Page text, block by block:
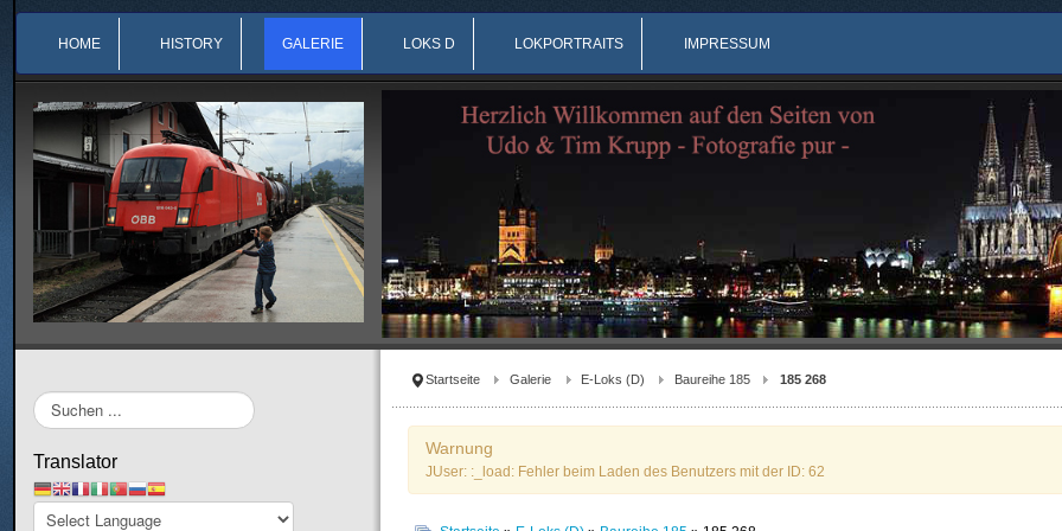
HOME HISTORY GALERIE LOKS D LOKPORTRAITS IMPRESSUM
Startseite Galerie E-Loks (D) Baureihe 185 185 268
Warnung
JUser: :_load: Fehler beim Laden des Benutzers mit der ID: 62
Suchen
...
Translator